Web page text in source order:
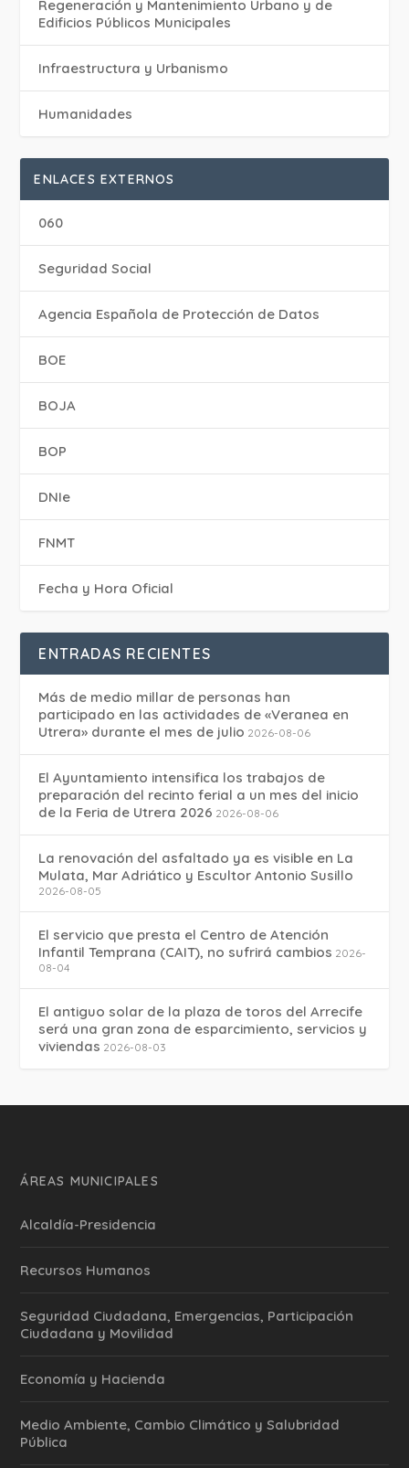
Regeneración y Mantenimiento Urbano y de
Edificios Públicos Municipales
Infraestructura y Urbanismo
Humanidades
ENLACES EXTERNOS
060
Seguridad Social
Agencia Española de Protección de Datos
BOE
BOJA
BOP
DNIe
FNMT
Fecha y Hora Oficial
ENTRADAS RECIENTES
Más de medio millar de personas han
participado en las actividades de «Veranea en
Utrera» durante el mes de julio 2026-08-06
El Ayuntamiento intensifica los trabajos de
preparación del recinto ferial a un mes del inicio
de la Feria de Utrera 2026 2026-08-06
La renovación del asfaltado ya es visible en La
Mulata, Mar Adriático y Escultor Antonio Susillo
2026-08-05
El servicio que presta el Centro de Atención
Infantil Temprana (CAIT), no sufrirá cambios 2026-
08-04
El antiguo solar de la plaza de toros del Arrecife
será una gran zona de esparcimiento, servicios y
viviendas 2026-08-03
ÁREAS MUNICIPALES
Alcaldía-Presidencia
Recursos Humanos
Seguridad Ciudadana, Emergencias, Participación
Ciudadana y Movilidad
Economía y Hacienda
Medio Ambiente, Cambio Climático y Salubridad
Pública